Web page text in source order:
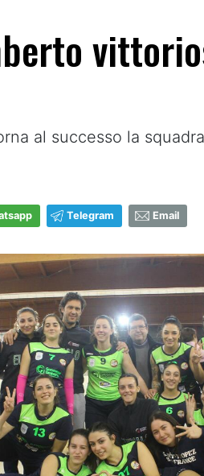
al successo la
Telegram Email